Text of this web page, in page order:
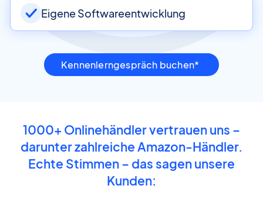
Eigene Softwareentwicklung
Kennenlerngespräch buchen*
1000+ Onlinehändler vertrauen uns –
darunter zahlreiche Amazon-Händler.
Echte Stimmen – das sagen unsere
Kunden: